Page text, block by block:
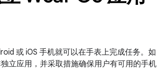
或 iOS 手机就可以在手表上完成任务。如
立应用，并采取措施确保用户有可用的手机